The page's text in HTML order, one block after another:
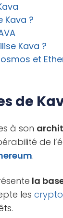
Kava ?
Kava ?
et
de
à son
de
.
la
les